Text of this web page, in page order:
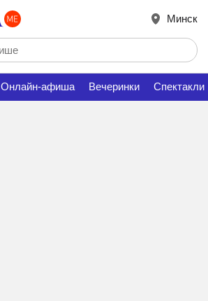
Минск
Онлайн-афиша Вечеринки Спектакли